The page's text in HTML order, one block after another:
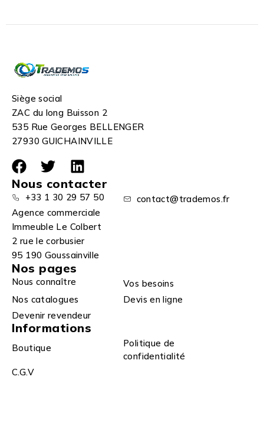
Siège social
ZAC du long Buisson 2
535 Rue Georges BELLENGER
27930 GUICHAINVILLE
Nous contacter
+33 1 30 29 57 50
contact@trademos.fr
Agence commerciale
Immeuble Le Colbert
2 rue le corbusier
95 190 Goussainville
Nos pages
Nous connaître
Vos besoins
Nos catalogues
Devis en ligne
Devenir revendeur
Informations
Boutique
Politique de
confidentialité
C.G.V